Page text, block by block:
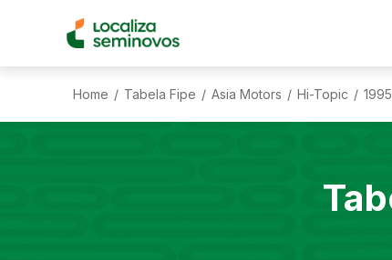
Home / Tabela Fipe / Asia Motors / Hi-Topic / 1995